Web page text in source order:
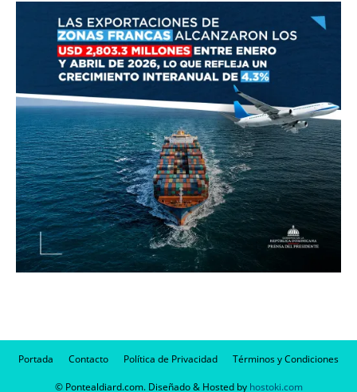
Portada Contacto Política de Privacidad Términos y Condiciones
© Pontealdiard.com. Diseñado & Hosted by hostoki.com